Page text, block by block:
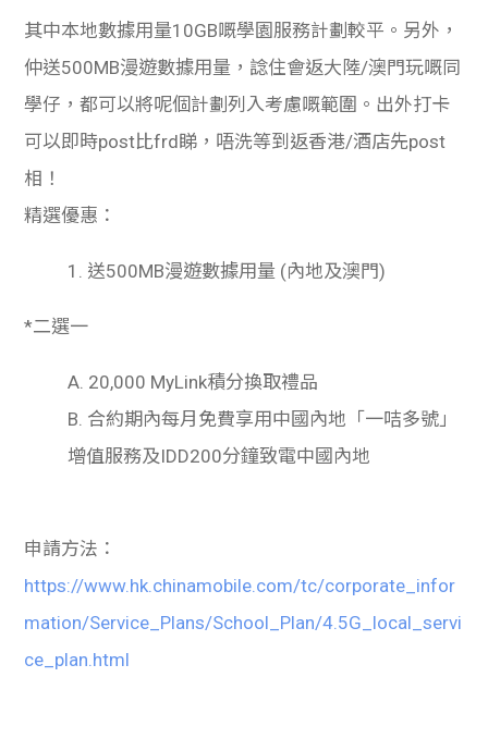
其中本地數據用量10GB嘅學園服務計劃較平。另外，
仲送500MB漫遊數據用量， 諗住會返大陸/澳門玩嘅同
學仔，都可以將呢個計劃列入考慮嘅範圍。出外打卡
可以即時post比frd睇，唔洗等到返香港/酒店先post
相！
精選優惠：
1. 送500MB漫遊數據用量 (內地及澳門)
*二選一
A. 20,000 MyLink積分換取禮品
B. 合約期內每月免費享用中國內地「一咭多號」
增值服務及IDD200分鐘致電中國內地
申請方法：
https://www.hk.chinamobile.com/tc/corporate_infor
mation/Service_Plans/School_Plan/4.5G_local_servi
ce_plan.html